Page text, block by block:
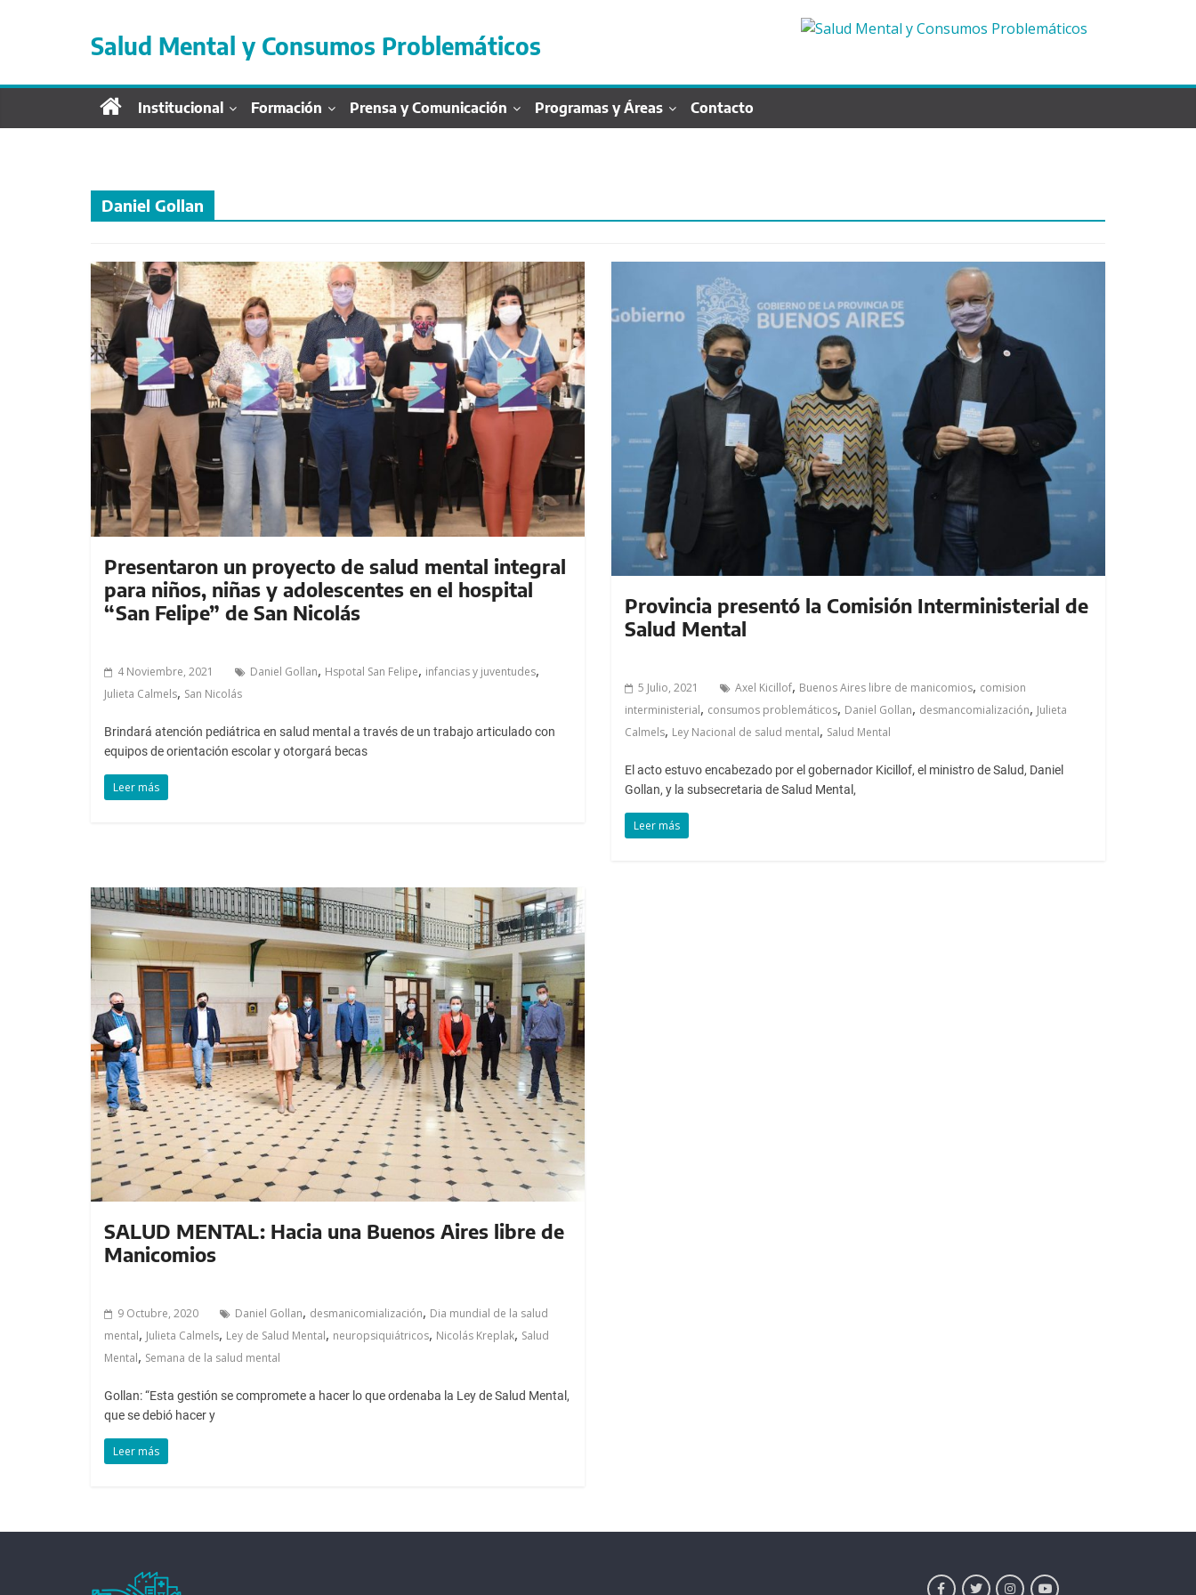
a
Salud Mental y Consumos Problemáticos
Institucional Formación Prensa y Comunicación Programas y Áreas Contacto
Daniel Gollan
Presentaron un proyecto de salud mental integral
para niños, niñas y adolescentes en el hospital
“San Felipe” de San Nicolás
4 Noviembre, 2021 Daniel Gollan, Hspotal San Felipe, infancias y juventudes,
Julieta Calmels, San Nicolás
Brindará atención pediátrica en salud mental a través de un trabajo articulado con
equipos de orientación escolar y otorgará becas
Leer más
Provincia presentó la Comisión Interministerial de
Salud Mental
5 Julio, 2021 Axel Kicillof, Buenos Aires libre de manicomios, comision
interministerial, consumos problemáticos, Daniel Gollan, desmancomialización, Julieta
Calmels, Ley Nacional de salud mental, Salud Mental
El acto estuvo encabezado por el gobernador Kicillof, el ministro de Salud, Daniel
Gollan, y la subsecretaria de Salud Mental,
Leer más
SALUD MENTAL: Hacia una Buenos Aires libre de
Manicomios
9 Octubre, 2020 Daniel Gollan, desmanicomialización, Dia mundial de la salud
mental, Julieta Calmels, Ley de Salud Mental, neuropsiquiátricos, Nicolás Kreplak, Salud
Mental, Semana de la salud mental
Gollan: “Esta gestión se compromete a hacer lo que ordenaba la Ley de Salud Mental,
que se debió hacer y
Leer más